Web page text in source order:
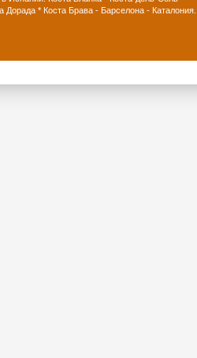
Дорада * Коста Брава - Барселона -